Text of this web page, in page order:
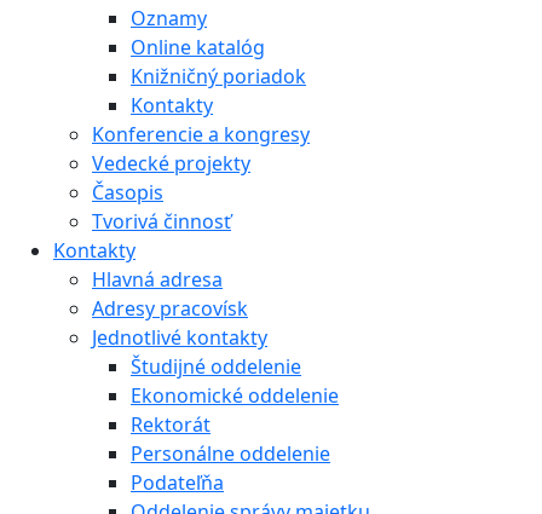
Oznamy
Online katalóg
Knižničný poriadok
Kontakty
Konferencie a kongresy
Vedecké projekty
Časopis
Tvorivá činnosť
Kontakty
Hlavná adresa
Adresy pracovísk
Jednotlivé kontakty
Študijné oddelenie
Ekonomické oddelenie
Rektorát
Personálne oddelenie
Podateľňa